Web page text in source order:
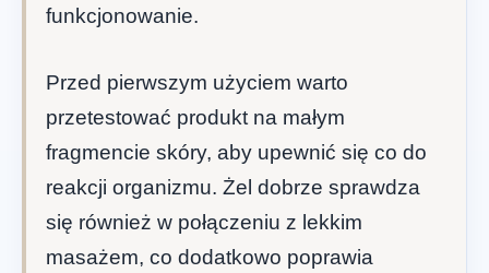
funkcjonowanie.
Przed pierwszym użyciem warto
przetestować produkt na małym
fragmencie skóry, aby upewnić się co do
reakcji organizmu. Żel dobrze sprawdza
się również w połączeniu z lekkim
masażem, co dodatkowo poprawia